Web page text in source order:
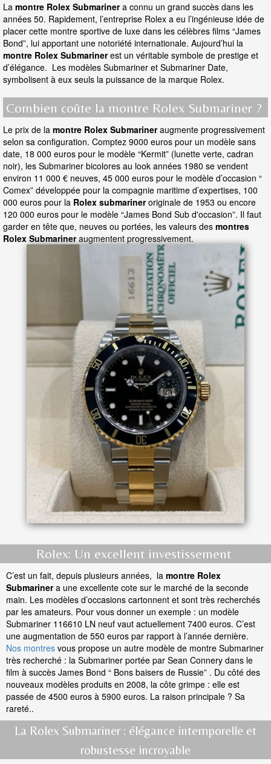
La montre Rolex Submarinera connu un grand succès dans les
années 50. Rapidement, l’entreprise Rolex a eu l’ingénieuse idée de
placer cette montre sportive de luxe dans les célèbres films “James
Bond”, lui apportant une notoriété internationale. Aujourd’hui la
montre Rolex Submarinerest un véritable symbole de prestige et
d’élégance. Les modèles Submariner et Submariner Date,
symbolisent à eux seuls la puissance de la marque Rolex.
Combien coûte la montre Rolex Submariner ?
Le prix de la montre Rolex Submarineraugmente progressivement
selon sa configuration. Comptez 9000 euros pour un modèle sans
date, 18 000 euros pour le modèle “Kermit” (lunette verte, cadran
noir), les Submariner bicolores au look années 1980 se vendent
environ 11 000 € neuves, 45 000 euros pour le modèle d’occasion “
Comex” développée pour la compagnie maritime d’expertises, 100
000 euros pour la Rolex submarineroriginale de 1953 ou encore
120 000 euros pour le modèle “James Bond Sub d'occasion”. Il faut
garder en tête que, neuves ou portées, les valeurs des montres
Rolex Submarineraugmentent progressivement.
Rolex: Un excellent investissement
C’est un fait, depuis plusieurs années, la montre Rolex
Submarinera une excellente cote sur le marché de la seconde
main. Les modèles d’occasions cartonnent et sont très recherchés
par les amateurs. Pour vous donner un exemple : un modèle
Submariner 116610 LN neuf vaut actuellement 7400 euros. C’est
une augmentation de 550 euros par rapport à l’année dernière.
Nos montres vous propose un autre modèle de montre Submariner
très recherché : la Submariner portée par Sean Connery dans le
film à succès James Bond “ Bons baisers de Russie” . Du côté des
nouveaux modèles produits en 2008, la côte grimpe : elle est
passée de 4500 euros à 5900 euros. La raison principale ? Sa
rareté..
La Rolex Submariner : élégance intemporelle et
robustesse incroyable